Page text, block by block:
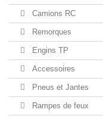
Camions RC
Remorques
Engins TP
Accessoires
Pneus et Jantes
Rampes de feux